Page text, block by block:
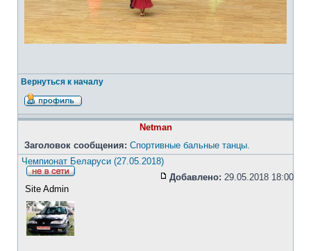
Вернуться к началу
Netman
Заголовок сообщения: Спортивные бальные танцы.
Чемпионат Беларуси (27.05.2018)
Добавлено: 29.05.2018 18:00
Site Admin